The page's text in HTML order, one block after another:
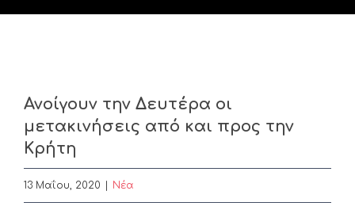
Ανοίγουν την Δευτέρα οι
μετακινήσεις από και προς την
Κρήτη
13 Μαΐου, 2020 Nέα